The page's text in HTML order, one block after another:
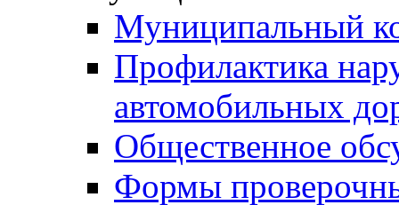
Муниципальный
Профилактика
автомобильных
Общественное
Формы